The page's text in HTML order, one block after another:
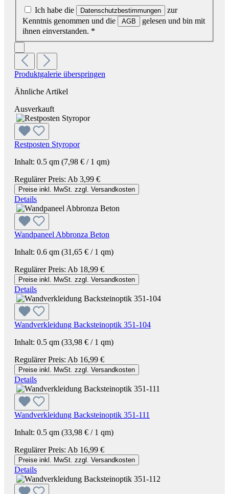
Ich habe die Datenschutzbestimmungen
zur
Kenntnis genommen und die
AGB
gelesen und bin mit
ihnen einverstanden. *
Produktgalerie überspringen
Ähnliche Artikel
Ausverkauft
Restposten Styropor
Inhalt: 0.5 qm (7,98 € / 1 qm)
Regulärer Preis: Ab 3,99 €
Preise inkl. MwSt. zzgl. Versandkosten
Details
Wandpaneel Abbronza Beton
Inhalt: 0.6 qm (31,65 € / 1 qm)
Regulärer Preis: Ab 18,99 €
Preise inkl. MwSt. zzgl. Versandkosten
Details
Wandverkleidung Backsteinoptik 351-104
Inhalt: 0.5 qm (33,98 € / 1 qm)
Regulärer Preis: Ab 16,99 €
Preise inkl. MwSt. zzgl. Versandkosten
Details
Wandverkleidung Backsteinoptik 351-111
Inhalt: 0.5 qm (33,98 € / 1 qm)
Regulärer Preis: Ab 16,99 €
Preise inkl. MwSt. zzgl. Versandkosten
Details